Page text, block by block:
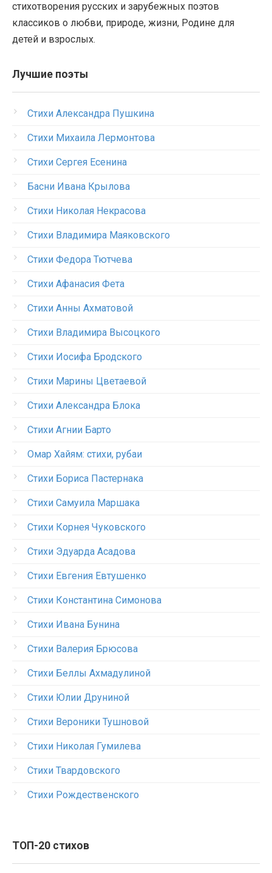
стихотворения русских и зарубежных поэтов
классиков о любви, природе, жизни, Родине для
детей и взрослых.
Лучшие поэты
Стихи Александра Пушкина
Стихи Михаила Лермонтова
Стихи Сергея Есенина
Басни Ивана Крылова
Стихи Николая Некрасова
Стихи Владимира Маяковского
Стихи Федора Тютчева
Стихи Афанасия Фета
Стихи Анны Ахматовой
Стихи Владимира Высоцкого
Стихи Иосифа Бродского
Стихи Марины Цветаевой
Стихи Александра Блока
Стихи Агнии Барто
Омар Хайям: стихи, рубаи
Стихи Бориса Пастернака
Стихи Самуила Маршака
Стихи Корнея Чуковского
Стихи Эдуарда Асадова
Стихи Евгения Евтушенко
Стихи Константина Симонова
Стихи Ивана Бунина
Стихи Валерия Брюсова
Стихи Беллы Ахмадулиной
Стихи Юлии Друниной
Стихи Вероники Тушновой
Стихи Николая Гумилева
Стихи Твардовского
Стихи Рождественского
ТОП-20 стихов